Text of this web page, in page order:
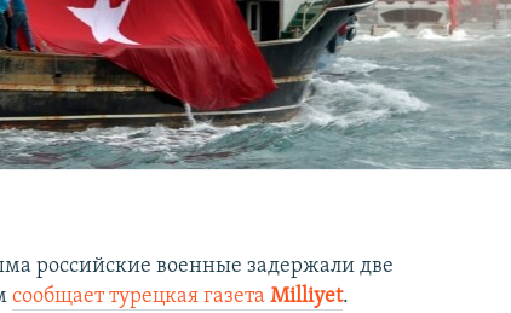
российские военные задержали две
сообщает турецкая газетаMilliyet.